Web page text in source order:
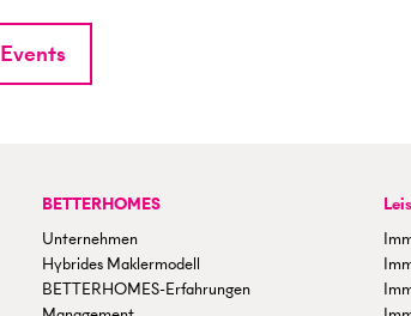
Events
BETTERHOMES
Unternehmen
Hybrides Maklermodell
BETTERHOMES-Erfahrungen